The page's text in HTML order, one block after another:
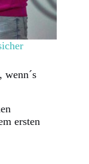
wenn´s
ersten